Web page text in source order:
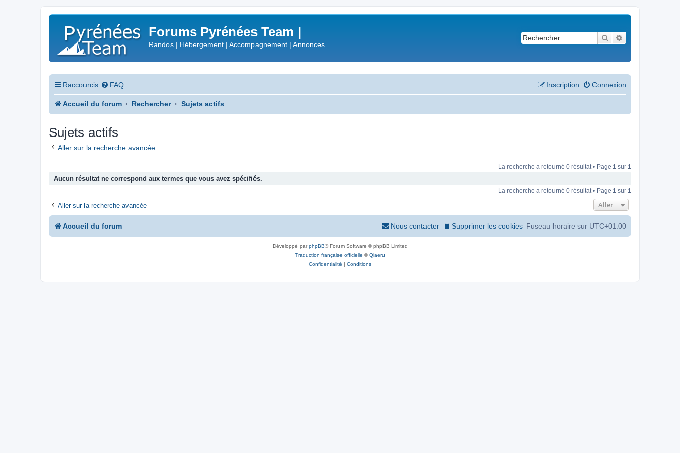
Forums Pyrénées Team |
Randos | Hébergement | Accompagnement | Annonces...
Rechercher
Raccourcis FAQ Connexion
Inscription
Accueil du forum Rechercher Sujets actifs
Sujets actifs
Aller sur la recherche avancée
La recherche a retourné 0 résultat • Page 1 sur 1
Aucun résultat ne correspond aux termes que vous avez spécifiés.
La recherche a retourné 0 résultat • Page 1 sur 1
Aller sur la recherche avancée Aller
Accueil du forum Fuseau horaire sur UTC+01:00
Supprimer les cookies
Nous contacter
Développé parphpBB® Forum Software © phpBB Limited
Traduction française officielle ©Qiaeru
Confidentialité | Conditions